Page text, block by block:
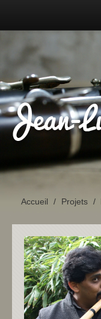
AGENDA
PROJETS
PARCOURS
DISCOGRAPHIE
Accueil / Projets /